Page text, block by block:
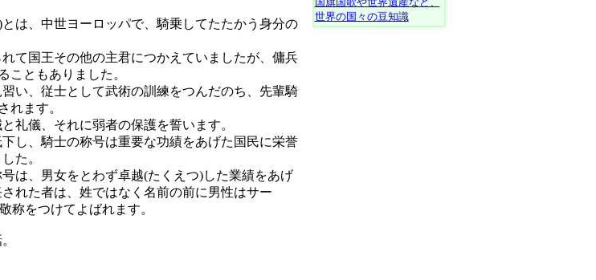
は、中世ヨーロッパで、騎乗してたたかう身分の
て国王その他の主君につかえていましたが、傭兵
こともありました。
い、従士として武術の訓練をつんだのち、先輩騎
れます。
礼儀、それに弱者の保護を誓います。
し、騎士の称号は重要な功績をあげた国民に栄誉
た。
は、男女をとわず卓越(たくえつ)した業績をあげ
れた者は、姓ではなく名前の前に男性はサー
称をつけてよばれます。
世界の国々の豆知識